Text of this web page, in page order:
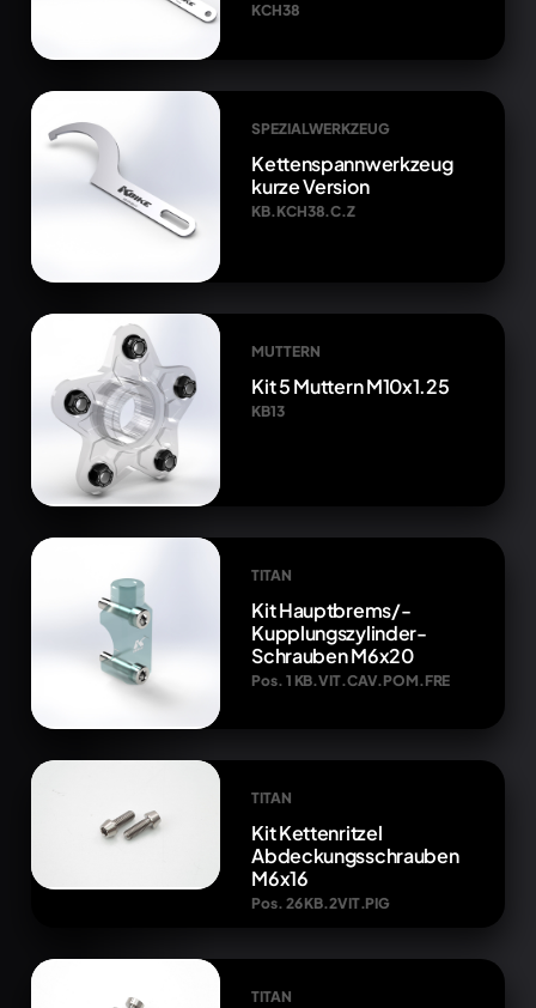
KCH38
SPEZIALWERKZEUG
Kettenspannwerkzeug
kurze Version
KB.KCH38.C.Z
MUTTERN
Kit 5 Muttern M10x1.25
KB13
TITAN
Kit Hauptbrems/-
Kupplungszylinder-
Schrauben M6x20
Pos. 1 KB.VIT.CAV.POM.FRE
TITAN
Kit Kettenritzel
Abdeckungsschrauben
M6x16
Pos. 26 KB.2VIT.PIG
TITAN